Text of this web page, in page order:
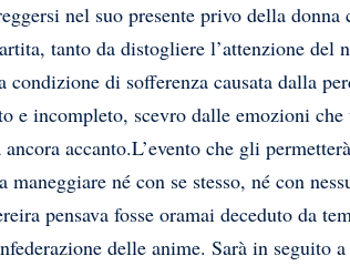
nel suo presente privo della
tanto da distogliere l’attenzione
di sofferenza causata dalla
e incompleto, scevro dalle emozioni
accanto.L’evento che gli
né con se stesso, né con
pensava fosse oramai deceduto da
delle anime. Sarà in seguito